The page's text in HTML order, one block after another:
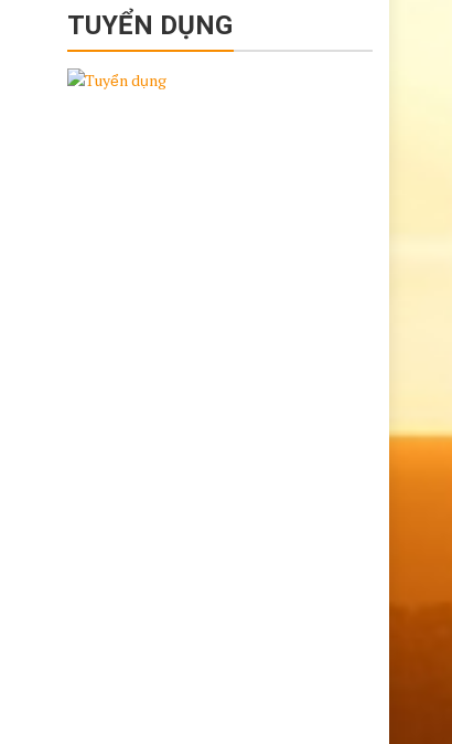
TUYỂN DỤNG